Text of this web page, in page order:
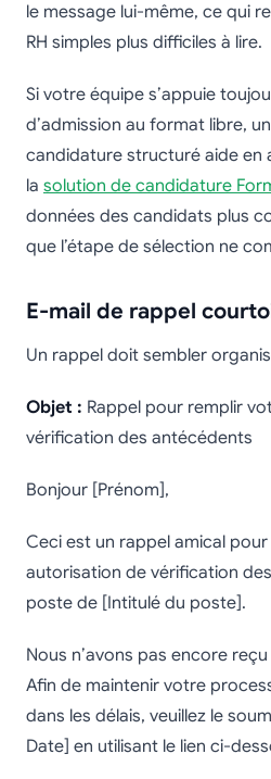
le message lui-même, ce qui
RH simples plus difficiles à lire.
Si votre équipe s’appuie
d’admission au format libre,
candidature structuré aide en
la solution de candidature
données des candidats plus
que l’étape de sélection ne
E-mail de rappel
Un rappel doit sembler
Objet : Rappel pour remplir
vérification des antécédents
Bonjour [Prénom],
Ceci est un rappel amical
autorisation de vérification
poste de [Intitulé du poste].
Nous n’avons pas encore
Afin de maintenir votre
dans les délais, veuillez le
Date] en utilisant le lien ci-